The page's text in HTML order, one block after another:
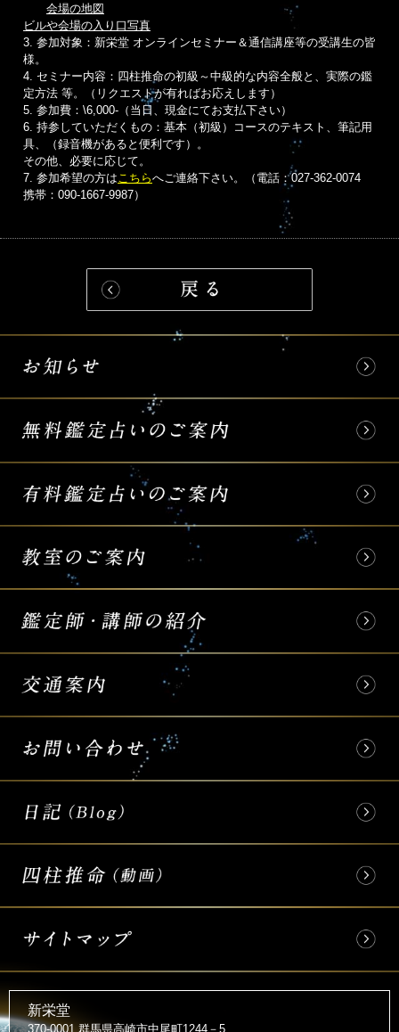
会場の地図
ビルや会場の入り口写真
3. 参加対象：新栄堂 オンラインセミナー＆通信講座等の受講生の皆
様。
4. セミナー内容：四柱推命の初級～中級的な内容全般と、実際の鑑
定方法 等。（リクエストが有ればお応えします）
5. 参加費：\6,000-（当日、現金にてお支払下さい）
6. 持参していただくもの：基本（初級）コースのテキスト、筆記用
具、（録音機があると便利です）。
その他、必要に応じて。
7. 参加希望の方はこちらへご連絡下さい。（電話：027-362-0074
携帯：090-1667-9987）
新栄堂
370-0001 群馬県高崎市中尾町1244－5